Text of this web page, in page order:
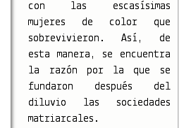
con las escasísimas
mujeres de color que
sobrevivieron. Así, de
esta manera, se encuentra
la razón por la que se
fundaron después del
diluvio las sociedades
matriarcales.